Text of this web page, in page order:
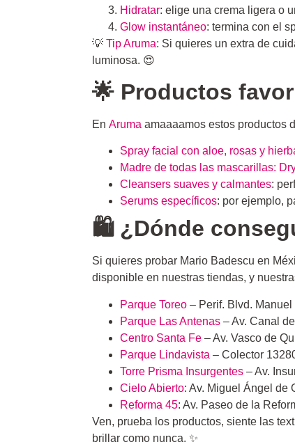
Hidratar: elige una crema ligera o
Glow instantáneo: termina con el
💡 Tip Aruma: Si quieres un extra de
luminosa. 😍
🌟 Productos
En Aruma amaaaamos estos productos
Spray facial con aloe, rosas y
Madre de todas las mascarillas:
Cleansers suaves y calmantes:
Serums específicos: por ejemplo,
🛍️ ¿Dónde
Si quieres probar Mario Badescu en
disponible en nuestras tiendas, y
Parque Toreo – Perif. Blvd.
Parque Las Antenas – Av. Canal
Centro Santa Fe – Av. Vasco de
Parque Lindavista – Colector
Torre Prisma Insurgentes – Av.
Cielo Abierto: Av. Miguel Ángel de
Reforma 45: Av. Paseo de la
Ven, prueba los productos, siente las
brillar como nunca. ✨